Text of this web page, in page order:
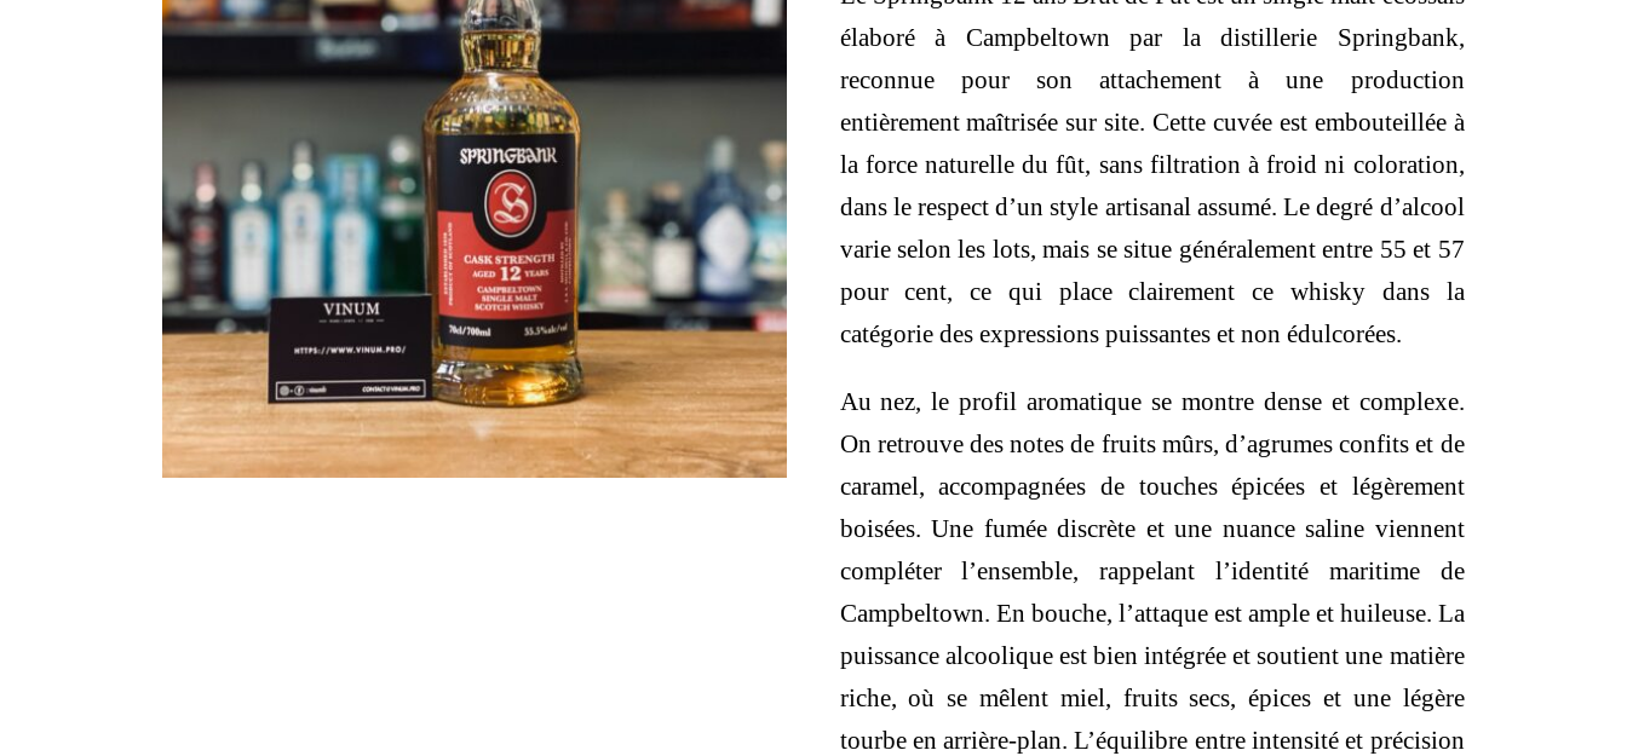
initial
était :
280,00 €.
actuel
est :
250,00 €.
élaboré à Campbeltown par la distillerie Springbank,
reconnue pour son attachement à une production
entièrement maîtrisée sur site. Cette cuvée est embouteillée à
la force naturelle du fût, sans filtration à froid ni coloration,
dans le respect d’un style artisanal assumé. Le degré d’alcool
varie selon les lots, mais se situe généralement entre 55 et 57
pour cent, ce qui place clairement ce whisky dans la
catégorie des expressions puissantes et non édulcorées.
Au nez, le profil aromatique se montre dense et complexe.
On retrouve des notes de fruits mûrs, d’agrumes confits et de
caramel, accompagnées de touches épicées et légèrement
boisées. Une fumée discrète et une nuance saline viennent
compléter l’ensemble, rappelant l’identité maritime de
Campbeltown. En bouche, l’attaque est ample et huileuse. La
puissance alcoolique est bien intégrée et soutient une matière
riche, où se mêlent miel, fruits secs, épices et une légère
tourbe en arrière-plan. L’équilibre entre intensité et précision